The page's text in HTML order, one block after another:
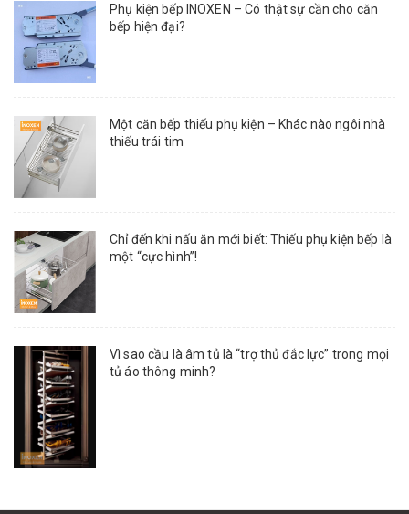
Phụ kiện bếp INOXEN – Có thật sự cần cho căn
bếp hiện đại?
Một căn bếp thiếu phụ kiện – Khác nào ngôi nhà
thiếu trái tim
Chỉ đến khi nấu ăn mới biết: Thiếu phụ kiện bếp là
một “cực hình”!
Vì sao cầu là âm tủ là “trợ thủ đắc lực” trong mọi
tủ áo thông minh?